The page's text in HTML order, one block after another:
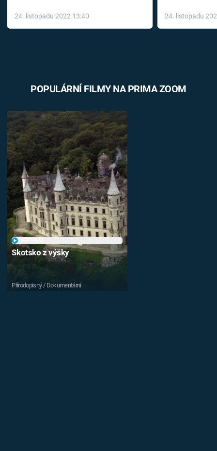
24. listopadu 2022 13:40
léky
24. listopadu
POPULÁRNÍ FILMY NA PRIMA ZOOM
Skotsko z výšky
Přírodopisný / Dokumentární